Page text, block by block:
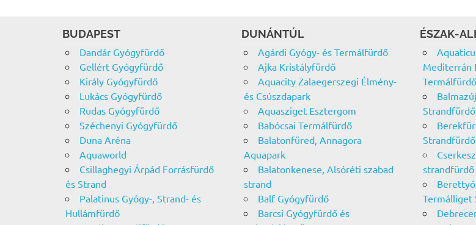
BUDAPEST
Dandár Gyógyfürdő
Gellért Gyógyfürdő
Király Gyógyfürdő
Lukács Gyógyfürdő
Rudas Gyógyfürdő
Széchenyi Gyógyfürdő
Duna Aréna
Aquaworld
Csillaghegyi Árpád Forrásfürdő
és Strand
Palatinus Gyógy-, Strand- és
Hullámfürdő
DUNÁNTÚL
Agárdi Gyógy- és Termálfürdő
Ajka Kristályfürdő
Aquacity Zalaegerszegi Élmény-
és Csúszdapark
Aquasziget Esztergom
Babócsai Termálfürdő
Balatonfüred, Annagora
Aquapark
Balatonkenese, Alsóréti szabad
strand
Balf Gyógyfürdő
Barcsi Gyógyfürdő és
ÉSZAK-
Mediterrán
Termálfürdő
Strandfürdő
Strandfürdő
strandfürdő
Termálliget